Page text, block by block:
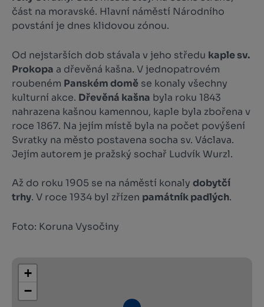
část na moravské. Hlavní náměstí Národního
povstání je dnes klidovou zónou.
Od nejstarších dob stávala v jeho středu kaple sv.
Prokopa a dřevěná kašna. V jednopatrovém
roubeném Panském domě se konaly všechny
kulturní akce. Dřevěná kašna byla roku 1843
nahrazena kašnou kamennou, kaple byla zbořena v
roce 1867. Na jejím místě byla na počet povýšení
Svratky na město postavena socha sv. Václava.
Jejím autorem je pražský sochař Ludvík Wurzl.
Až do roku 1905 se na náměstí konaly dobytčí
trhy. V roce 1934 byl zřízen památník padlých.
Foto: Koruna Vysočiny
+
−